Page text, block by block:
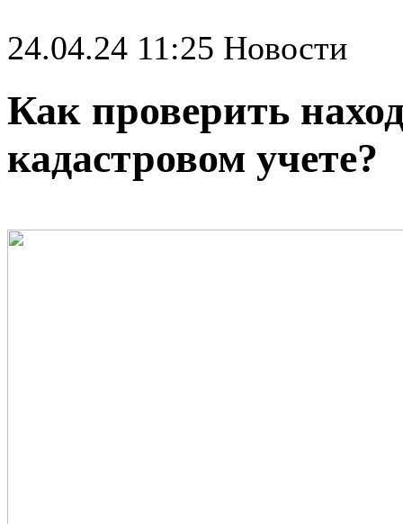
24.04.24 11:25 Новости
Как проверить
кадастровом учете?